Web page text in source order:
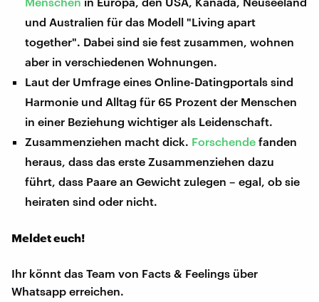
und Australien für das Modell "Living apart
together". Dabei sind sie fest zusammen, wohnen
aber in verschiedenen Wohnungen.
Laut der Umfrage eines Online-Datingportals sind
Harmonie und Alltag für 65 Prozent der Menschen
in einer Beziehung wichtiger als Leidenschaft.
Zusammenziehen macht dick. Forschende fanden
heraus, dass das erste Zusammenziehen dazu
führt, dass Paare an Gewicht zulegen – egal, ob sie
heiraten sind oder nicht.
Meldet euch!
Ihr könnt das Team von Facts & Feelings über
Whatsapp erreichen.